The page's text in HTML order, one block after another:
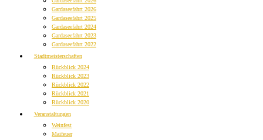
Gardaseefahrt 2026
Gardaseefahrt 2025
Gardaseefahrt 2024
Gardaseefahrt 2023
Gardaseefahrt 2022
Stadtmeisterschaften
Rückblick 2024
Rückblick 2023
Rückblick 2022
Rückblick 2021
Rückblick 2020
Veranstaltungen
Weinfest
Maifeuer